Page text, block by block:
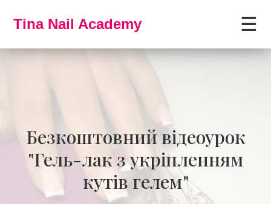
Tina Nail Academy ☰
Безкоштовний відеоурок
"Гель-лак з укріпленням
кутів гелем"